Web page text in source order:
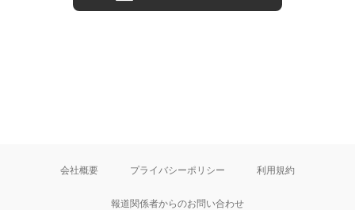
会社概要 プライバシーポリシー 利用規約
報道関係者からのお問い合わせ